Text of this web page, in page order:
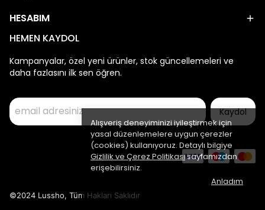
Alışveriş deneyiminizi iyileştirmek için
yasal düzenlemelere uygun çerezler
(cookies) kullanıyoruz. Detaylı bilgiye
Gizlilik ve Çerez Politikasısayfamızdan
erişebilirsiniz.
Anladım
HESABIM
HEMEN KAYDOL
Kampanyalar, özel yeni ürünler, stok güncellemeleri ve
daha fazlasını ilk sen öğren.
Kaydol
©2024 Lussho, Tüm Hakları Saklıdır